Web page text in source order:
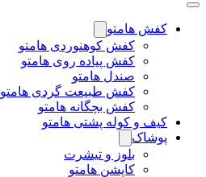
کفش هامتو
کفش کوهنوردی هامتو
کفش پیاده روی هامتو
صندل هامتو
کفش طبیعت گردی هامتو
کفش بچگانه هامتو
کیف و کوله پشتی هامتو
پوشاک
بلوز و تیشرت
کاپشن هامتو